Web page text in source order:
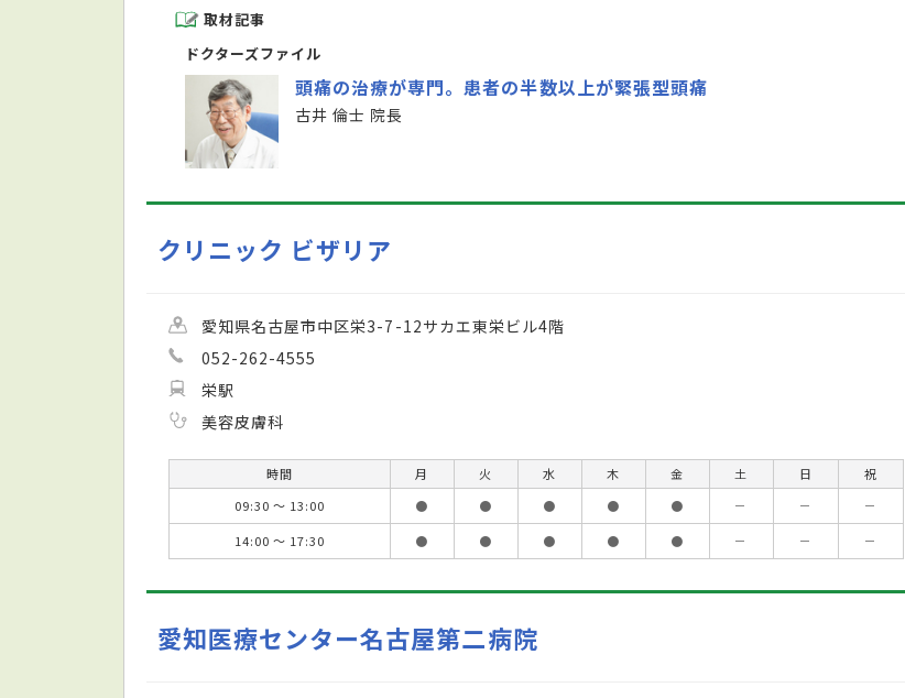
取材記事
ドクターズファイル
頭痛の治療が専門。患者の半数以上が緊張型頭痛
古井 倫士 院長
クリニック ビザリア
愛知県名古屋市中区栄3-7-12サカエ東栄ビル4階
052-262-4555
栄駅
美容皮膚科
時間 月 火 水 木 金 土 日
祝
09:30 ～ 13:00
● ● ● ● ● － －
－
14:00 ～ 17:30
● ● ● ● ● － － －
愛知医療センター名古屋第二病院